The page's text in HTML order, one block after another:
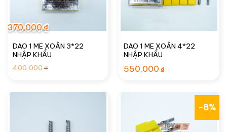
DAO 1 ME XOẮN 3*22
NHẬP KHẨU
400,000₫
370,000₫
370,000₫.
DAO 1 ME XOẮN 4*22
NHẬP KHẨU
550,000 ₫
-8%